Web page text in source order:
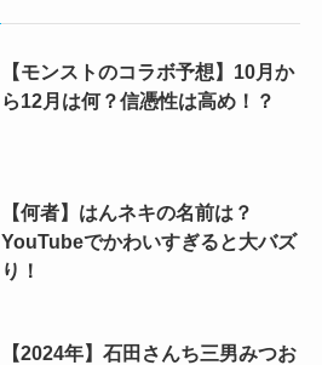
【モンストのコラボ予想】10月か
ら12月は何？信憑性は高め！？
【何者】はんネキの名前は？
YouTubeでかわいすぎると大バズ
り！
【2024年】石田さんち三男みつお